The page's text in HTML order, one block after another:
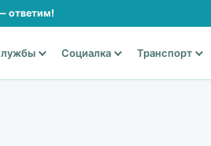
ответим!
Социалка Транспорт